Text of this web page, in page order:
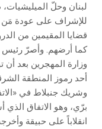
لبنان وحلّ
للإشراف على عودة مَن
قضايا المقيمين من
كما أرضهم. وأصرّ رئيس
وزارة المهجرين بعد أن
أحد رموز المنطقة
وشريك جنبلاط في
برّي، وهو الاتفاق
انقلاباً على حبيقة